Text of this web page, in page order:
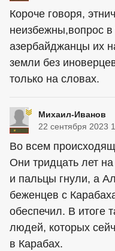
Короче говоря,
неизбежны,вопрос
азербайджанцы их
земли без
только на словах.
Михаил-Иванов
22 сентября 2023
Во всем
Они тридцать лет
и пальцы гнули, а
беженцев с
обеспечил. В итоге
людей, которых
в Карабах.